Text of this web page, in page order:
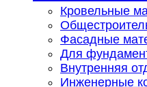
Кровельные
Фасадные
Для
Внутренняя
Инженерные